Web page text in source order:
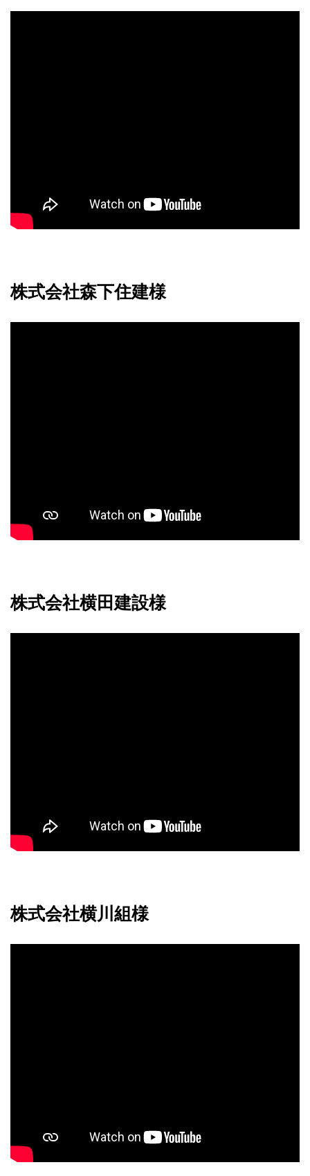
株式会社森下住建様
株式会社横田建設様
株式会社横川組様